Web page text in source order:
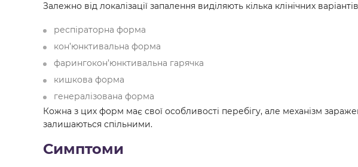
Залежно від локалізації запалення виділяють кілька клінічних
респіраторна форма
кон’юнктивальна форма
фарингокон’юнктивальна гарячка
кишкова форма
генералізована форма
Кожна з цих форм має свої особливості перебігу, але механізм
залишаються спільними.
Симптоми